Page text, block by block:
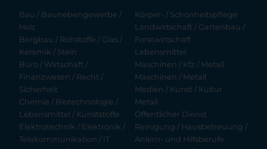
Bau / Baunebengewerbe /
Holz
Bergbau / Rohstoffe / Glas /
Keramik / Stein
Büro / Wirtschaft /
Finanzwesen / Recht /
Sicherheit
Chemie / Biotechnologie /
Lebensmittel / Kunststoffe
Elektrotechnik / Elektronik /
Telekommunikation / IT
Körper- / Schönheitspflege
Landwirtschaft / Gartenbau /
Forstwirtschaft
Lebensmittel
Maschinen / Kfz / Metall
Maschinen / Metall
Medien / Kunst / Kultur
Metall
Öffentlicher Dienst
Reinigung / Hausbetreuung /
Anlern- und Hilfsberufe